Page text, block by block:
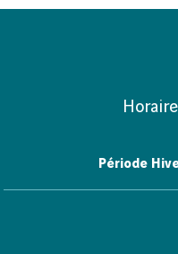
Période